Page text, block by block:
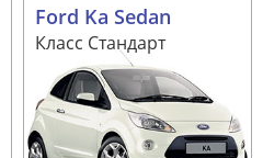
Ford Ka Sedan
Класс Стандарт